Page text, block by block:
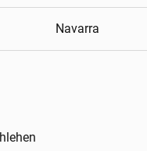
Navarra